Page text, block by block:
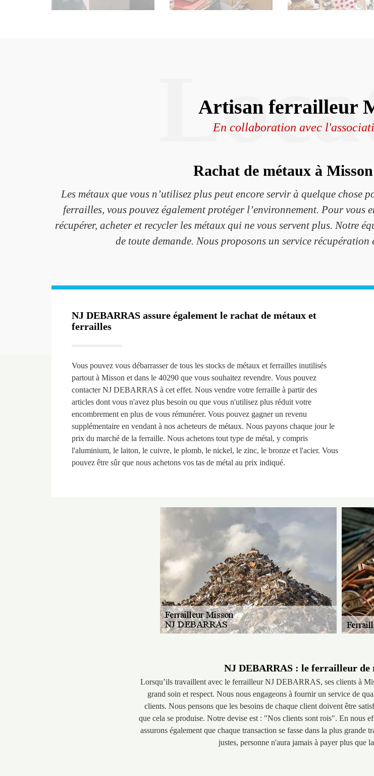
Artisan ferrailleur
En collaboration avec
Rachat de métaux à
Les métaux que vous n’utilisez plus peut encore servir à quelque chose
ferrailles, vous pouvez également protéger l’environnement. Pour
récupérer, acheter et recycler les métaux qui ne vous servent plus. Notre
de toute demande. Nous proposons un service
NJ DEBARRAS assure également le rachat de métaux et
ferrailles
Vous pouvez vous débarrasser de tous les stocks de métaux et ferrailles inutilisés
partout à Misson et dans le 40290 que vous souhaitez revendre. Vous pouvez
contacter NJ DEBARRAS à cet effet. Nous vendre votre ferraille à partir des
articles dont vous n'avez plus besoin ou que vous n'utilisez plus réduit votre
encombrement en plus de vous rémunérer. Vous pouvez gagner un revenu
supplémentaire en vendant à nos acheteurs de métaux. Nous payons chaque jour le
prix du marché de la ferraille. Nous achetons tout type de métal, y compris
l'aluminium, le laiton, le cuivre, le plomb, le nickel, le zinc, le bronze et l'acier. Vous
pouvez être sûr que nous achetons vos tas de métal au prix indiqué.
NJ DEBARRAS : le ferrailleur de
Lorsqu’ils travaillent avec le ferrailleur NJ DEBARRAS, ses clients à
grand soin et respect. Nous nous engageons à fournir un service de
clients. Nous pensons que les besoins de chaque client doivent être
que cela se produise. Notre devise est : "Nos clients sont rois". En nous
assurons également que chaque transaction se fasse dans la plus grande
justes, personne n'aura jamais à payer plus que